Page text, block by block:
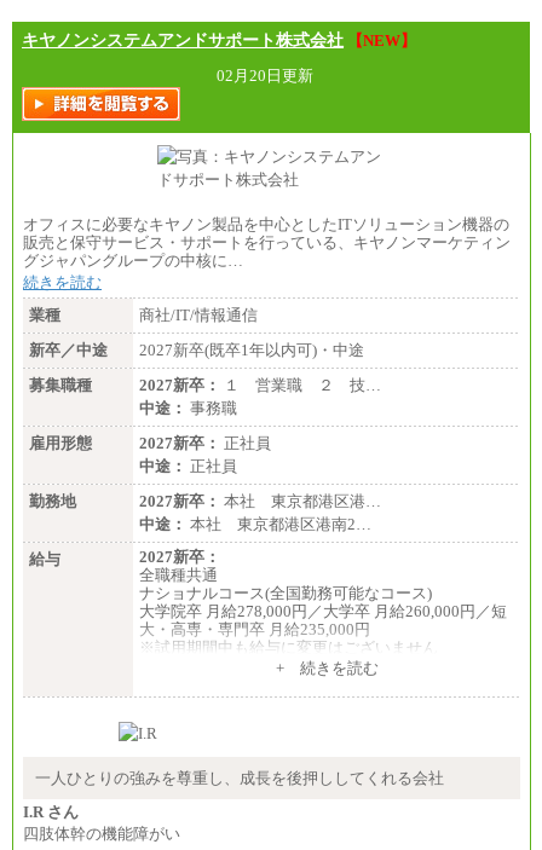
※4…北海道、宮城県、栃木県、群馬県、長野県、新
潟県、富山県、石川県、岡山県、広島県、山口県、
香川県、福岡県
※5…青森県、鳥取県、島根県、愛媛県、高知県、大
分県、長崎県、熊本県、宮崎県、鹿児島県、沖縄
県、福島県、山形県
◆パート・アルバイト
時給制：最低時給額 1,050円～ ※勤務地により異な
【エアサーブ】
月給223,000円～
・試用期間中も給与変更なし
キヤノンシステムアンドサポート株式会社
【NEW】
02月20日更新
オフィスに必要なキヤノン製品を中心としたITソリューション機器の
販売と保守サービス・サポートを行っている、キヤノンマーケティン
グジャパングループの中核に…
続きを読む
業種
商社/IT/情報通信
新卒／中途
2027新卒(既卒1年以内可)・中途
募集職種
2027新卒：
１ 営業職 ２ 技…
中途： 事務職
雇用形態
2027新卒： 正社員
中途： 正社員
勤務地
2027新卒： 本社 東京都港区港…
中途： 本社 東京都港区港南2…
給与
2027新卒：
全職種共通
ナショナルコース(全国勤務可能なコース)
大学院卒 月給278,000円／大学卒 月給260,000円／短
大・高専・専門卒 月給235,000円
※試用期間中も給与に変更はございません
大学院卒 月給264,000円／大学卒 月給250,000円／短
※試用期間中も給与に変更はございません
月給：250,000円～400,000円
+ 続きを読む
一人ひとりの強みを尊重し、成長を後押ししてくれる会社
I.R さん
四肢体幹の機能障がい